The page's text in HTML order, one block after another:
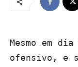
Mesmo em
ofensivo, e